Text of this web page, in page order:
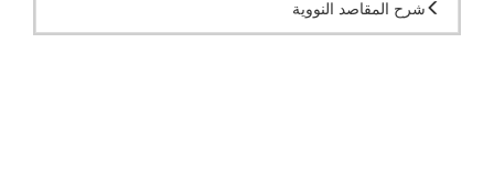
شرح المقاصد النووية